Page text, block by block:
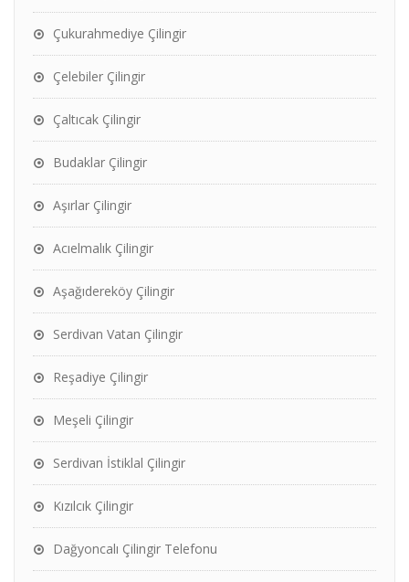
Çukurahmediye Çilingir
Çelebiler Çilingir
Çaltıcak Çilingir
Budaklar Çilingir
Aşırlar Çilingir
Acıelmalık Çilingir
Aşağıdereköy Çilingir
Serdivan Vatan Çilingir
Reşadiye Çilingir
Meşeli Çilingir
Serdivan İstiklal Çilingir
Kızılcık Çilingir
Dağyoncalı Çilingir Telefonu